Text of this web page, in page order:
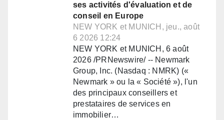
ses activités d'évaluation et de
conseil en Europe
NEW YORK et MUNICH, jeu., août
6 2026 12:24
NEW YORK et MUNICH, 6 août
2026 /PRNewswire/ -- Newmark
Group, Inc. (Nasdaq : NMRK) («
Newmark » ou la « Société »), l'un
des principaux conseillers et
prestataires de services en
immobilier…